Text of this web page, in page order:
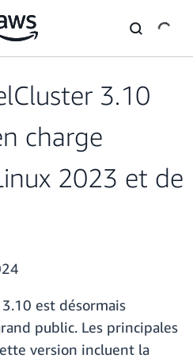
3.10
charge
2023 et de
est désormais
public. Les principales
version incluent la